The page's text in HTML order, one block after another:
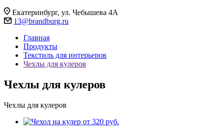
Екатеринбург, ул. Чебышева 4А
13@brandburg.ru
Главная
Продукты
Текстиль для интерьеров
Чехлы для кулеров
Чехлы для кулеров
Чехлы для кулеров